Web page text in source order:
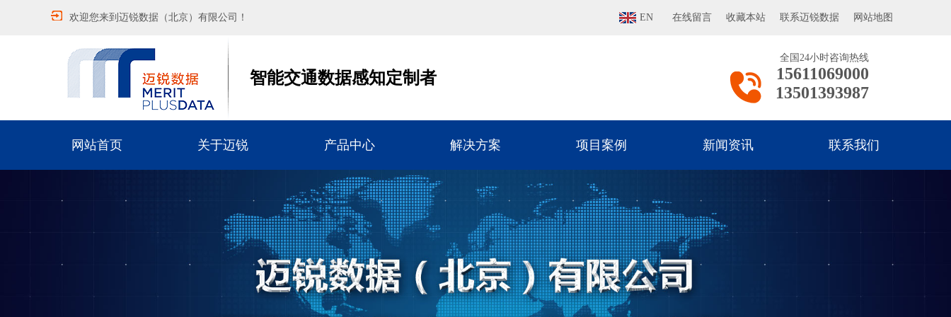
欢迎您来到迈锐数据（北京）有限公司！ EN 在线留言 收藏本站 联系迈锐数据 网站地图
智能交通数据感知定制者
全国24小时咨询热线
15611069000
13501393987
网站首页 关于迈锐 产品中心 解决方案 项目案例 新闻资讯 联系我们